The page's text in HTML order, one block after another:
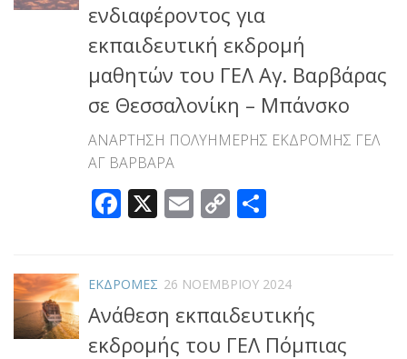
ενδιαφέροντος για
εκπαιδευτική εκδρομή
μαθητών του ΓΕΛ Αγ. Βαρβάρας
σε Θεσσαλονίκη – Μπάνσκο
ΑΝΑΡΤΗΣΗ ΠΟΛΥΗΜΕΡΗΣ ΕΚΔΡΟΜΗΣ ΓΕΛ
ΑΓ ΒΑΡΒΑΡΑ
Facebook
X Email
Copy
ΕΚΔΡΟΜΕΣ 26 ΝΟΕΜΒΡΊΟΥ 2024
Ανάθεση εκπαιδευτικής
εκδρομής του ΓΕΛ Πόμπιας